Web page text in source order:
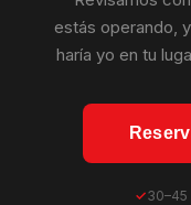
estás operando,
haría yo en tu
30–45